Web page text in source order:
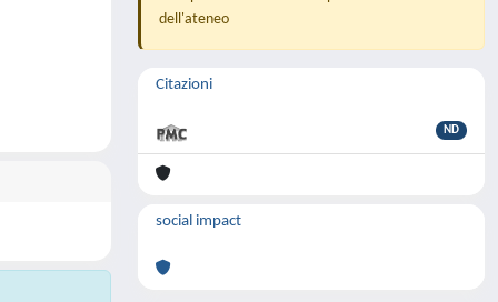
dell'ateneo
Citazioni
ND
social impact